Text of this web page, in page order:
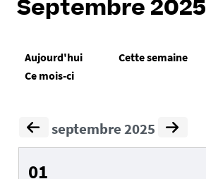
Septembre 2025
Aujourd'hui
Cette semaine
Ce mois-ci
septembre 2025
01